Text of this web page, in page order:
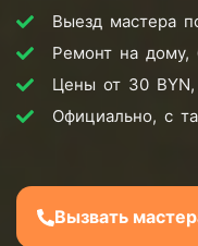
Выезд мастера
Ремонт на дому,
Цены от 30
Официально, с
Вызвать